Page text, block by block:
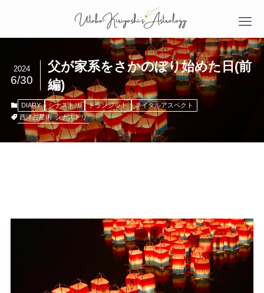
父が家系をさかのぼり始めた日(前
編)
2024
6/30
DIARY シナストリ トランジット
ネイタルアスペクト
西洋占星術 シナストリ